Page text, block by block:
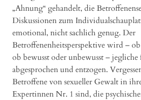
„Ahnung“ gehandelt, die
Diskussionen zum
emotional, nicht sachlich genug. Der
Betroffenenheitsperspektive wird –
ob bewusst oder unbewusst –
abgesprochen und entzogen.
Betroffene von sexueller Gewalt in
Expertinnen Nr. 1 sind, die